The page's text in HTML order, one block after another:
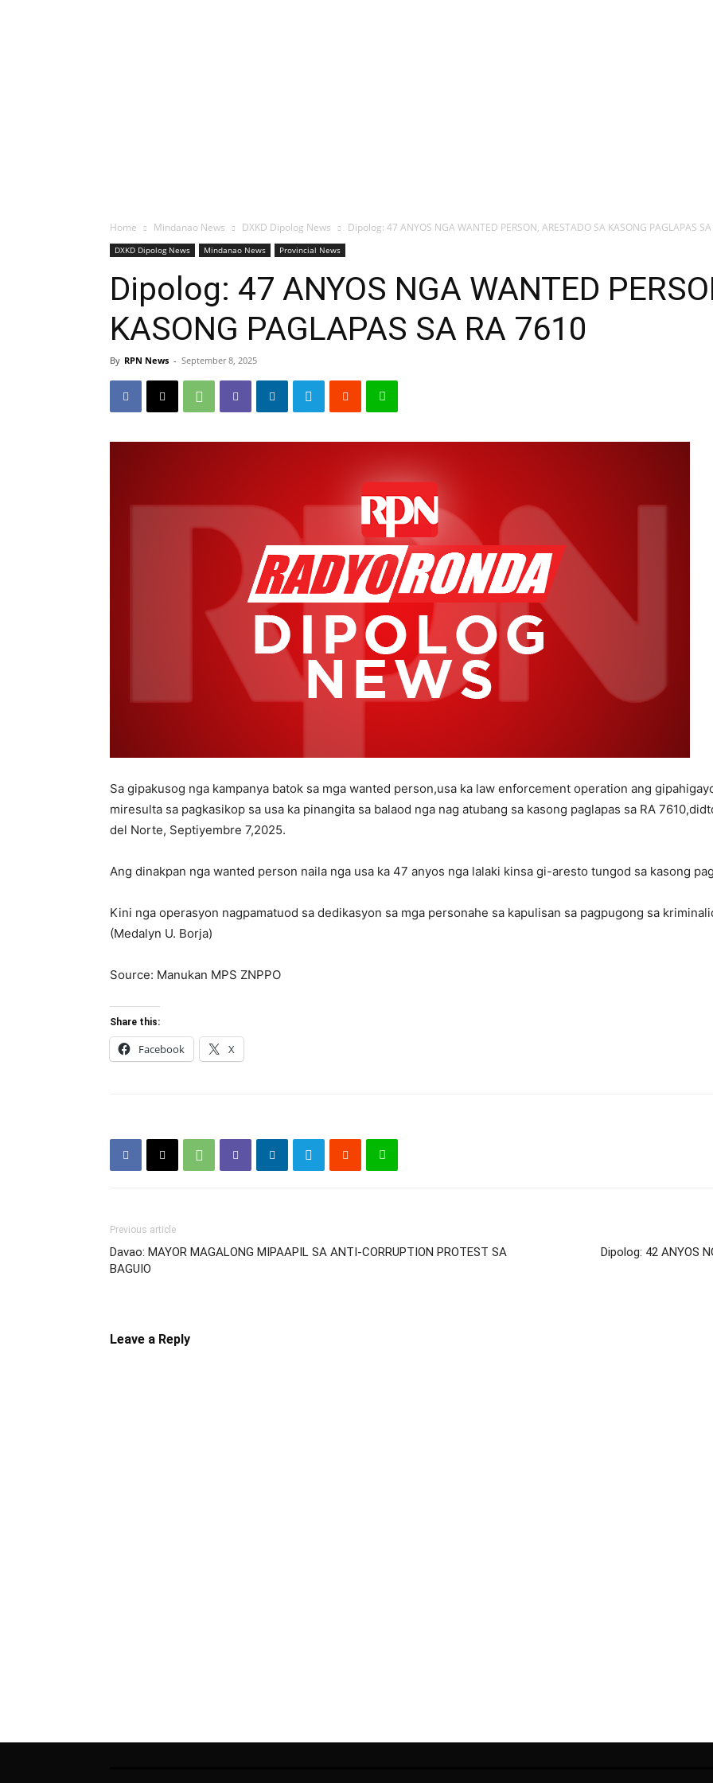
Home Mindanao News DXKD Dipolog News Dipolog: 47 ANYOS NGA WANTED PERSON, ARESTADO SA KASONG PAGLAPAS SA
DXKD Dipolog News Mindanao News Provincial News
Dipolog: 47 ANYOS NGA WANTED
KASONG PAGLAPAS SA RA 7610
By RPN News - September 8, 2025
Sa gipakusog nga kampanya batok sa mga wanted person,usa ka law enforcement operation ang
miresulta sa pagkasikop sa usa ka pinangita sa balaod nga nag atubang sa kasong paglapas sa RA
del Norte, Septiyembre 7,2025.
Ang dinakpan nga wanted person naila nga usa ka 47 anyos nga lalaki kinsa gi-aresto tungod sa kasong
Kini nga operasyon nagpamatuod sa dedikasyon sa mga personahe sa kapulisan sa pagpugong sa
(Medalyn U. Borja)
Source: Manukan MPS ZNPPO
Share this:
Facebook X
Previous article
Davao: MAYOR MAGALONG MIPAAPIL SA ANTI-CORRUPTION PROTEST SA
BAGUIO
Dipolog: 42 ANYOS
Leave a Reply